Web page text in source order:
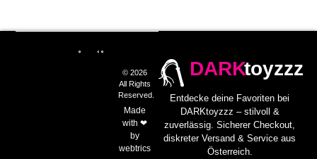
DARKtoyzzz
Entdecke deine Favoriten bei
DARKtoyzzz – stilvoll &
zuverlässig. Sicherer Checkout,
diskreter Versand & Service aus
Österreich.
© 2026
All Rights
Reserved.
Made
with ❤
by
webtrics